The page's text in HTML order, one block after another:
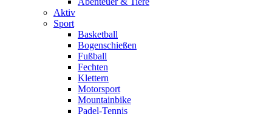
Aktiv
Sport
Basketball
Bogenschießen
Fußball
Fechten
Klettern
Motorsport
Mountainbike
Padel-Tennis